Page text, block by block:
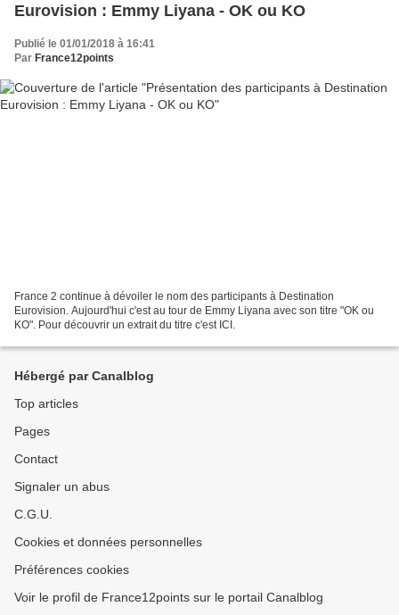
Eurovision : Emmy Liyana - OK ou KO
Publié le 01/01/2018 à 16:41
Par France12points
France 2 continue à dévoiler le nom des participants à Destination
Eurovision. Aujourd'hui c'est au tour de Emmy Liyana avec son titre "OK ou
KO". Pour découvrir un extrait du titre c'est ICI.
Hébergé par Canalblog
Top articles
Pages
Contact
Signaler un abus
C.G.U.
Cookies et données personnelles
Préférences cookies
Voir le profil de France12points sur le portail Canalblog